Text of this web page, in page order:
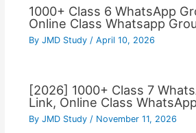
1000+ Class 6 WhatsApp
Online Class Whatsapp
By JMD Study / April 10, 2026
[2026] 1000+ Class 7
Link, Online Class
By JMD Study / November 11, 2026